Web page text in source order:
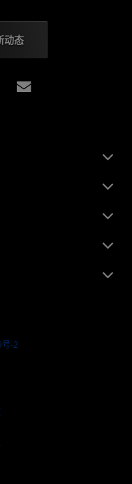
动态
Bilibili
-2